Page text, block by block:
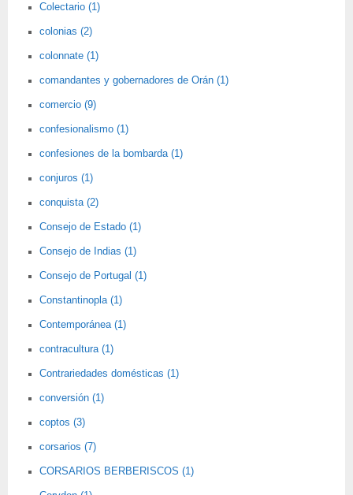
Colectario (1)
colonias (2)
colonnate (1)
comandantes y gobernadores de Orán (1)
comercio (9)
confesionalismo (1)
confesiones de la bombarda (1)
conjuros (1)
conquista (2)
Consejo de Estado (1)
Consejo de Indias (1)
Consejo de Portugal (1)
Constantinopla (1)
Contemporánea (1)
contracultura (1)
Contrariedades domésticas (1)
conversión (1)
coptos (3)
corsarios (7)
CORSARIOS BERBERISCOS (1)